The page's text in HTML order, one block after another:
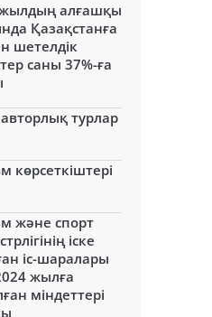
алғашқы
Қазақстанға
шетелдік
саны 37%-ға
авторлық турлар
көрсеткіштері
және спорт
іске
іс-шаралары
жылға
міндеттері